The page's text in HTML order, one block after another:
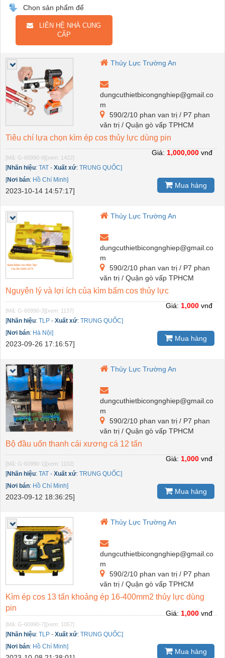
Chọn sản phẩm để
LIÊN HỆ NHÀ CUNG
CẤP
Thủy Lực Trường An
dungcuthietbicongnghiep@gmail.co
m
590/2/10 phan van trị / P7 phan
văn trị / Quận gò vấp TPHCM
Tiêu chí lựa chọn kìm ép cos thủy lực dùng pin
[Mã: G-60990-9][xem: 1422]
[Nhãn hiệu: TAT - Xuất xứ: TRUNG QUỐC]
[Nơi bán: Hồ Chí Minh]
2023-10-14 14:57:17]
Giá: 1,000,000 vnđ
Mua hàng
Thủy Lực Trường An
dungcuthietbicongnghiep@gmail.co
m
590/2/10 phan van trị / P7 phan
văn trị / Quận gò vấp TPHCM
Nguyên lý và lợi ích của kìm bấm cos thủy lực
[Mã: G-60990-3][xem: 1137]
[Nhãn hiệu: TLP - Xuất xứ: TRUNG QUỐC]
[Nơi bán: Hà Nội]
2023-09-26 17:16:57]
Giá: 1,000 vnđ
Mua hàng
Thủy Lực Trường An
dungcuthietbicongnghiep@gmail.co
m
590/2/10 phan van trị / P7 phan
văn trị / Quận gò vấp TPHCM
Bộ đầu uốn thanh cái xương cá 12 tấn
[Mã: G-60990-1][xem: 1102]
[Nhãn hiệu: TAT - Xuất xứ: TRUNG QUỐC]
[Nơi bán: Hồ Chí Minh]
2023-09-12 18:36:25]
Giá: 1,000 vnđ
Mua hàng
Thủy Lực Trường An
dungcuthietbicongnghiep@gmail.co
m
590/2/10 phan van trị / P7 phan
văn trị / Quận gò vấp TPHCM
Kìm ép cos 13 tấn khoảng ép 16-400mm2 thủy lực dùng
pin
[Mã: G-60990-7][xem: 1057]
[Nhãn hiệu: TLP - Xuất xứ: TRUNG QUỐC]
[Nơi bán: Hồ Chí Minh]
Giá:1,000vnđ
Mua hàng